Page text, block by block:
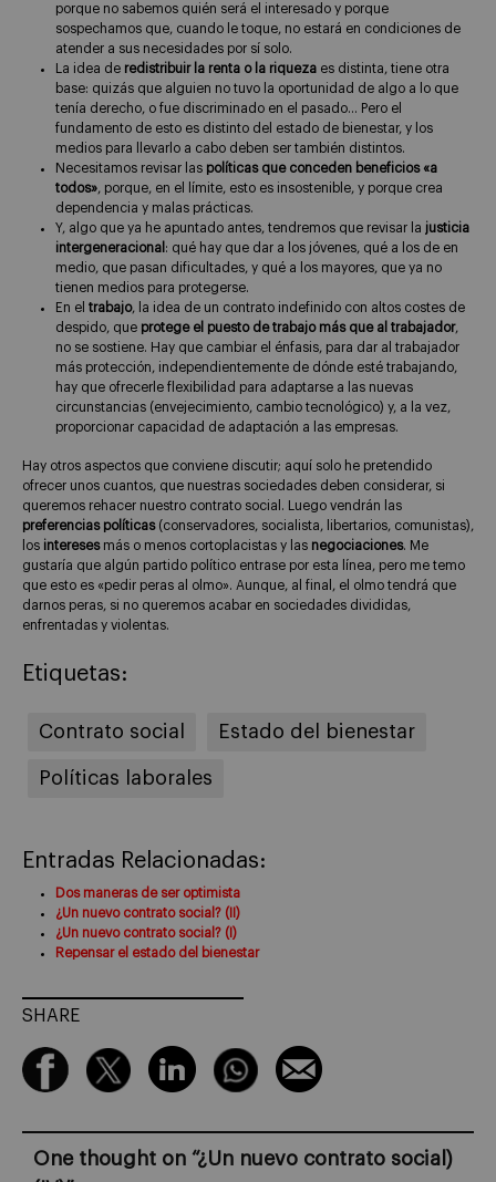
porque no sabemos quién será el interesado y porque
sospechamos que, cuando le toque, no estará en condiciones de
atender a sus necesidades por sí solo.
La idea de redistribuir la renta o la riqueza es distinta, tiene otra
base: quizás que alguien no tuvo la oportunidad de algo a lo que
tenía derecho, o fue discriminado en el pasado… Pero el
fundamento de esto es distinto del estado de bienestar, y los
medios para llevarlo a cabo deben ser también distintos.
Necesitamos revisar las políticas que conceden beneficios «a
todos», porque, en el límite, esto es insostenible, y porque crea
dependencia y malas prácticas.
Y, algo que ya he apuntado antes, tendremos que revisar la justicia
intergeneracional : qué hay que dar a los jóvenes, qué a los de en
medio, que pasan dificultades, y qué a los mayores, que ya no
tienen medios para protegerse.
En el trabajo, la idea de un contrato indefinido con altos costes de
despido, que protege el puesto de trabajo más que al trabajador,
no se sostiene. Hay que cambiar el énfasis, para dar al trabajador
más protección, independientemente de dónde esté trabajando,
hay que ofrecerle flexibilidad para adaptarse a las nuevas
circunstancias (envejecimiento, cambio tecnológico) y, a la vez,
proporcionar capacidad de adaptación a las empresas.
Hay otros aspectos que conviene discutir; aquí solo he pretendido
ofrecer unos cuantos, que nuestras sociedades deben considerar, si
queremos rehacer nuestro contrato social. Luego vendrán las
preferencias políticas(conservadores, socialista, libertarios, comunistas),
los interesesmás o menos cortoplacistas y las negociaciones. Me
gustaría que algún partido político entrase por esta línea, pero me temo
que esto es «pedir peras al olmo». Aunque, al final, el olmo tendrá que
darnos peras, si no queremos acabar en sociedades divididas,
enfrentadas y violentas.
Etiquetas:
Contrato social Estado del bienestar
Políticas laborales
Entradas Relacionadas:
Dos maneras de ser optimista
¿Un nuevo contrato social? (II)
¿Un nuevo contrato social? (I)
Repensar el estado del bienestar
SHARE
One thought on “¿Un nuevo contrato social)